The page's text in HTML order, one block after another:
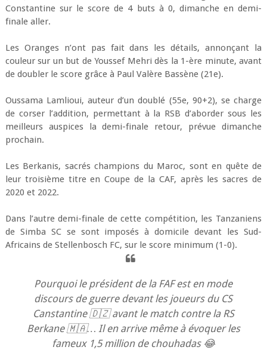
Constantine sur le score de 4 buts à 0, dimanche en demi-
finale aller.
Les Oranges n’ont pas fait dans les détails, annonçant la
couleur sur un but de Youssef Mehri dès la 1-ère minute, avant
de doubler le score grâce à Paul Valère Bassène (21e).
Oussama Lamlioui, auteur d’un doublé (55e, 90+2), se charge
de corser l’addition, permettant à la RSB d’aborder sous les
meilleurs auspices la demi-finale retour, prévue dimanche
prochain.
Les Berkanis, sacrés champions du Maroc, sont en quête de
leur troisième titre en Coupe de la CAF, après les sacres de
2020 et 2022.
Dans l’autre demi-finale de cette compétition, les Tanzaniens
de Simba SC se sont imposés à domicile devant les Sud-
Africains de Stellenbosch FC, sur le score minimum (1-0).
Pourquoi le président de la FAF est en mode
discours de guerre devant les joueurs du CS
Canstantine 🇩🇿 avant le match contre la RS
Berkane 🇲🇦… Il en arrive même à évoquer les
fameux 1,5 million de chouhadas 😂